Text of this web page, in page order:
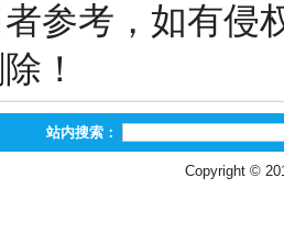
参考，如有侵
！
站内搜索：
Copyright ©